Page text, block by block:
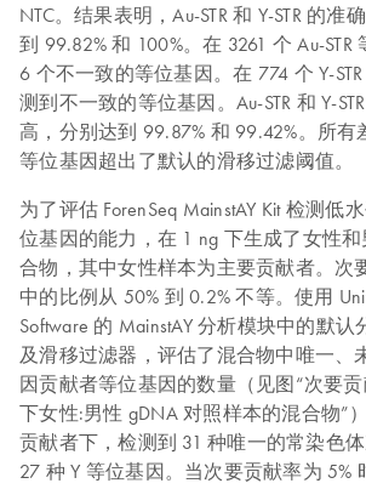
NTC。结果表明，Au-STR 和 Y-STR 的准
到 99.82% 和 100%。在 3261 个 Au-
6 个不一致的等位基因。在 774 个 Y-
测到不一致的等位基因。Au-STR 和 Y-
高，分别达到 99.87% 和 99.42%。所
等位基因超出了默认的滑移过滤阈值。
为了评估 ForenSeq MainstAY Kit 检测低
位基因的能力，在 1 ng 下生成了女性
合物，其中女性样本为主要贡献者。次
中的比例从 50% 到 0.2% 不等。使用
Software 的 MainstAY 分析模块中的默
及滑移过滤器，评估了混合物中唯一、
因贡献者等位基因的数量（见图“次要
下女性:男性 gDNA 对照样本的混合物”
贡献者下，检测到 31 种唯一的常染色
27 种 Y 等位基因。当次要贡献率为 5%